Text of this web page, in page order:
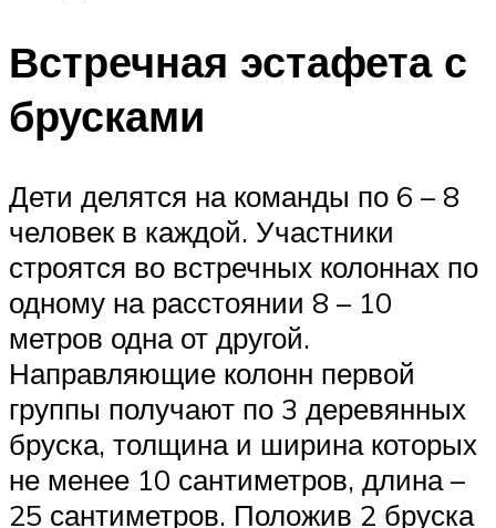
Встречная эстафета с
брусками
Дети делятся на команды по 6 – 8
человек в каждой. Участники
строятся во встречных колоннах по
одному на расстоянии 8 – 10
метров одна от другой.
Направляющие колонн первой
группы получают по 3 деревянных
бруска, толщина и ширина которых
не менее 10 сантиметров, длина –
25 сантиметров. Положив 2 бруска